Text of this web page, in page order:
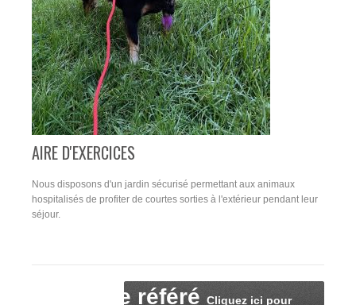
AIRE D'EXERCICES
Nous disposons d'un jardin sécurisé permettant aux animaux
hospitalisés de profiter de courtes sorties à l'extérieur pendant leur
séjour.
Fiche de référé Cliquez ici pour